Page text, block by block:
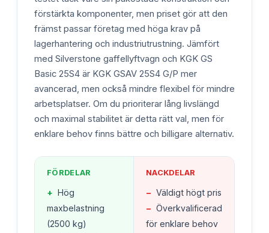
förstärkta komponenter, men priset gör att den
främst passar företag med höga krav på
lagerhantering och industriutrustning. Jämfört
med Silverstone gaffellyftvagn och KGK GS
Basic 25S4 är KGK GSAV 25S4 G/P mer
avancerad, men också mindre flexibel för mindre
arbetsplatser. Om du prioriterar lång livslängd
och maximal stabilitet är detta rätt val, men för
enklare behov finns bättre och billigare alternativ.
FÖRDELAR
+ Hög
maxbelastning
(2500 kg)
NACKDELAR
− Väldigt högt pris
− Överkvalificerad
för enklare behov